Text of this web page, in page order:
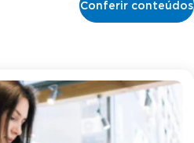
Conferir conteúdos